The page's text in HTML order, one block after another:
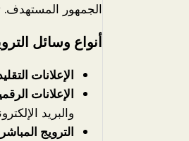
الجمهور المستهدف.
أنواع وسائل
الإعلانات
الإعلانات
والبريد
الترويج